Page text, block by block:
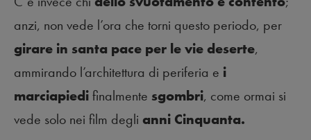
anzi, non vede l’ora che torni questo periodo, per
girare in santa pace per le vie deserte,
ammirando l’architettura di periferia e i
marciapiedifinalmente sgombri, come ormai si
vede solo nei film degli anni Cinquanta.